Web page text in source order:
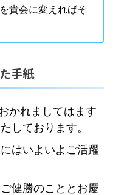
貴会に変えればそ
手紙
かれましてはます
しております。
はいよいよご活躍
健勝のこととお慶